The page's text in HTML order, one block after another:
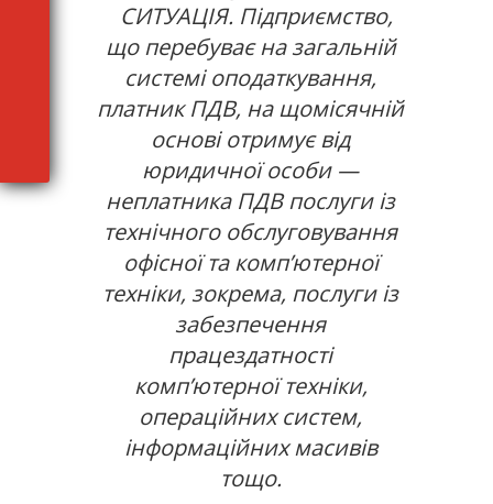
СИТУАЦІЯ. Підприємство,
що перебуває на загальній
системі оподаткування,
платник ПДВ, на щомісячній
основі отримує від
юридичної особи —
неплатника ПДВ послуги із
технічного обслуговування
офісної та комп’ютерної
техніки, зокрема, послуги із
забезпечення
працездатності
комп’ютерної техніки,
операційних систем,
інформаційних масивів
тощо.